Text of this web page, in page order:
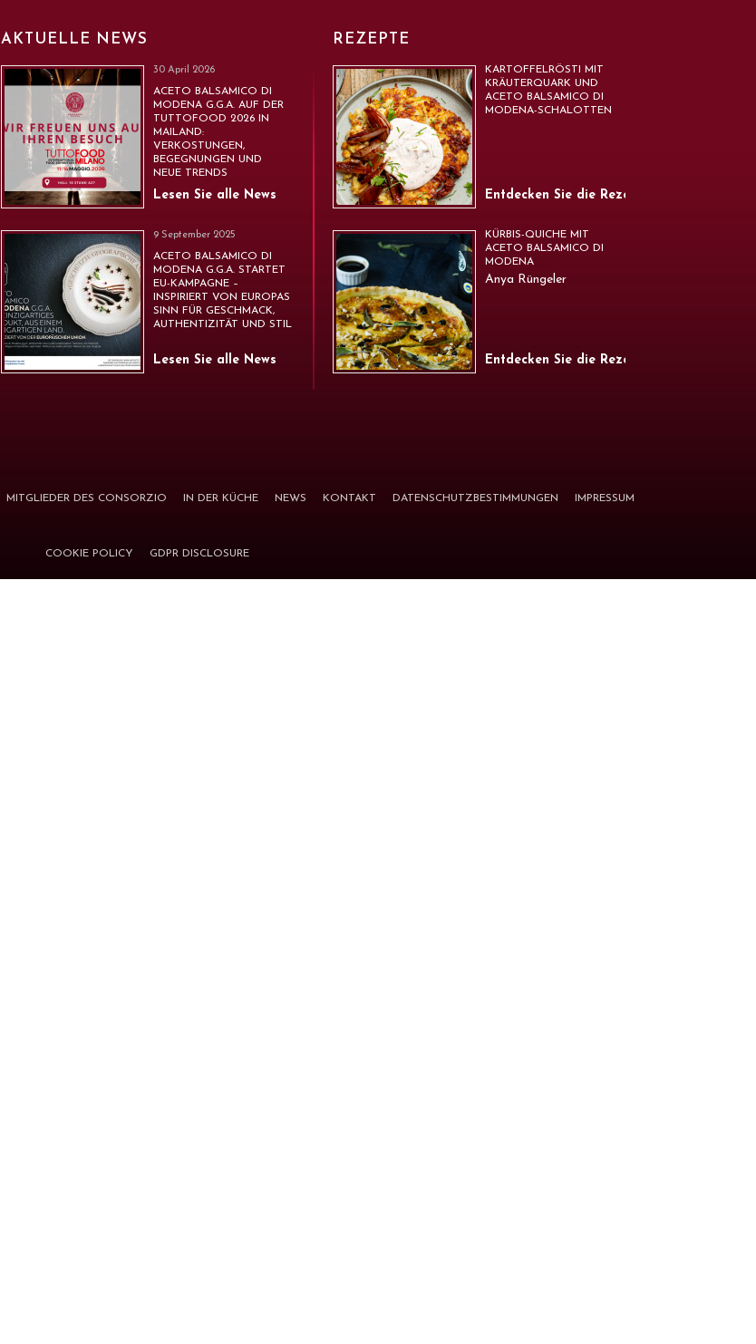
AKTUELLE NEWS
30 April 2026
ACETO BALSAMICO DI
MODENA G.G.A. AUF DER
TUTTOFOOD 2026 IN
MAILAND:
VERKOSTUNGEN,
BEGEGNUNGEN UND
NEUE TRENDS
Lesen Sie alle News
9 September 2025
ACETO BALSAMICO DI
MODENA G.G.A. STARTET
EU-KAMPAGNE –
INSPIRIERT VON EUROPAS
SINN FÜR GESCHMACK,
AUTHENTIZITÄT UND STIL
Lesen Sie alle News
REZEPTE
KARTOFFELRÖSTI MIT
KRÄUTERQUARK UND
ACETO BALSAMICO DI
MODENA-SCHALOTTEN
Entdecken Sie die Rezepte
KÜRBIS-QUICHE MIT
ACETO BALSAMICO DI
MODENA
Anya Rüngeler
Entdecken Sie die Rezepte
MITGLIEDER DES CONSORZIO IN DER KÜCHE NEWS KONTAKT DATENSCHUTZBESTIMMUNGEN IMPRESSUM
COOKIE POLICY GDPR DISCLOSURE